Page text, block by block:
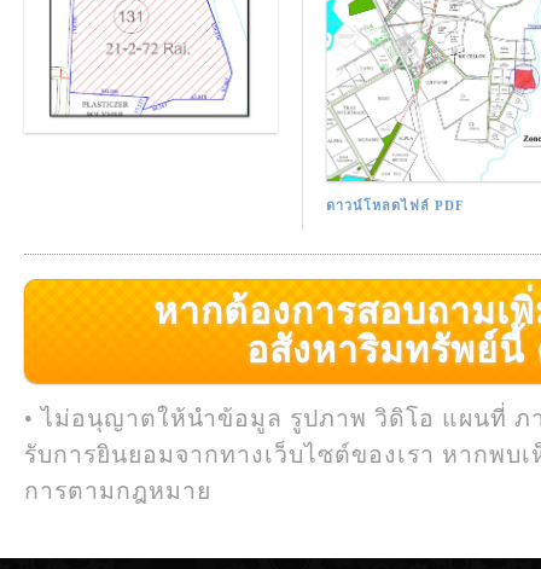
ดาวน์โหลดไฟล์ PDF
หากต้องการสอบถามเ
อสังหาริมทรัพย์นี้
• ไม่อนุญาตให้นำข้อมูล รูปภาพ วิดิโอ แผนที่ ภ
รับการยินยอมจากทางเว็บไซต์ของเรา หากพบ
การตามกฎหมาย